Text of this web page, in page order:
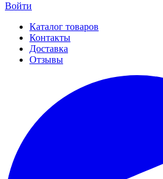
Войти
Каталог товаров
Контакты
Доставка
Отзывы